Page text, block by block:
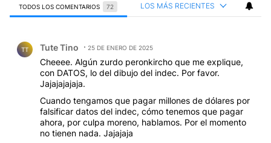
TODOS LOS COMENTARIOS 72 LOS MÁS RECIENTES
TT Tute Tino 25 DE ENERO DE 2025
Cheeee. Algún zurdo peronkircho que me explique,
con DATOS, lo del dibujo del indec. Por favor.
Jajajajajaja.
Cuando tengamos que pagar millones de dólares por
falsificar datos del indec, cómo tenemos que pagar
ahora, por culpa moreno, hablamos. Por el momento
no tienen nada. Jajajaja